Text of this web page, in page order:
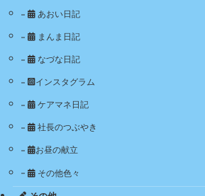
あおい日記
まんま日記
なづな日記
インスタグラム
ケアマネ日記
社長のつぶやき
お昼の献立
その他色々